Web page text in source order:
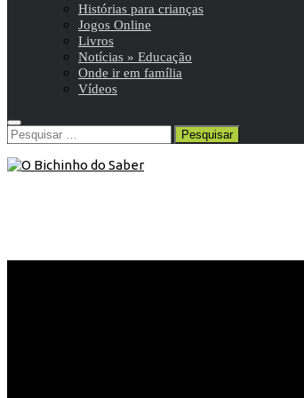
Histórias para crianças
Jogos Online
Livros
Notícias » Educação
Onde ir em família
Vídeos
Pesquisar
por: